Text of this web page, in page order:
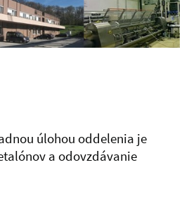
úlohou oddelenia je
a odovzdávanie